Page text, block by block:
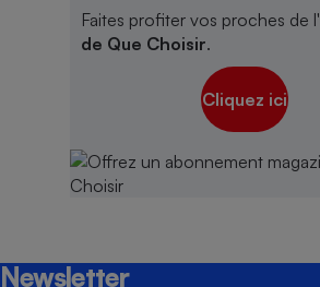
Faites profiter vos proches de l'
de Que Choisir.
Cliquez ici
Newsletter